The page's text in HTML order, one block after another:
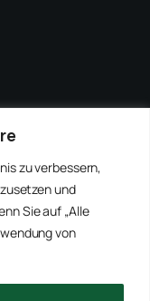
zu verbessern,
und
Sie auf „Alle
von
NRW